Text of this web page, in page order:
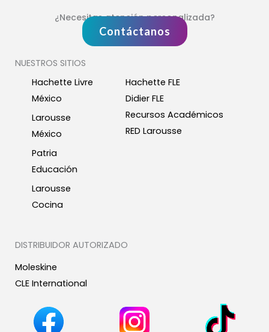
¿Necesitas atención personalizada?
Contáctanos
NUESTROS SITIOS
Hachette Livre
México
Larousse
México
Patria
Educación
Larousse
Cocina
Hachette FLE
Didier FLE
Recursos Académicos
RED Larousse
DISTRIBUIDOR AUTORIZADO
Moleskine
CLE International